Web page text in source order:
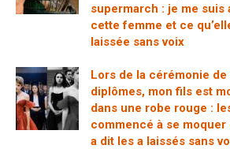
supermarch : je me suis
cette femme et ce
laissée sans voix
Lors de la cérémonie
diplômes, mon fils est
dans une robe rouge :
commencé à se moquer
a dit les a laissés sans